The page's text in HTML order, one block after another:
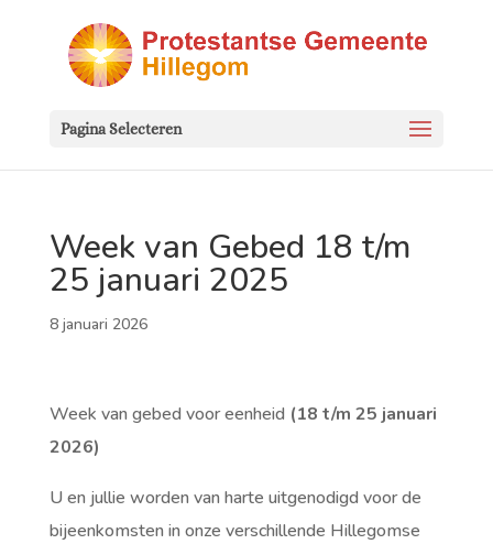
Pagina Selecteren
Week van Gebed 18 t/m
25 januari 2025
8 januari 2026
Week van gebed voor eenheid (18 t/m 25 januari
2026)
U en jullie worden van harte uitgenodigd voor de
bijeenkomsten in onze verschillende Hillegomse